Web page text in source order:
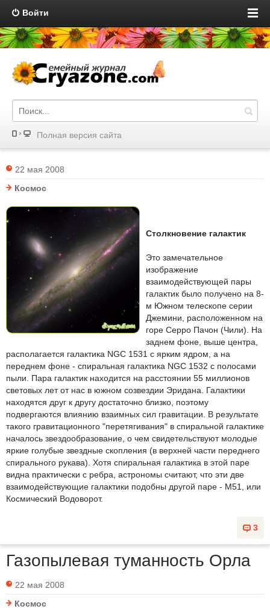
Войти
Полная версия сайта
22 мая 2008
Космос
Столкновение галактик
Это замечательное
изображение
взаимодействующей пары
галактик было получено на 8-
м Южном телескопе серии
Джемини, расположенном на
горе Серро Пачон (Чили). На
заднем фоне, выше центра,
располагается галактика NGC 1531 с ярким ядром, а на
переднем фоне - спиральная галактика NGC 1532 с полосами
пыли. Пара галактик находится на расстоянии 55 миллионов
световых лет от нас в южном созвездии Эридана. Галактики
находятся друг к другу достаточно близко, поэтому
подвергаются влиянию взаимных сил гравитации. В результате
такого гравитационного "перетягивания" в спиральной галактике
началось звездообразование, о чем свидетельствуют молодые
яркие голубые звездные скопления (в верхней части переднего
спирального рукава). Хотя спиральная галактика в этой паре
видна практически с ребра, астрономы считают, что эти две
взаимодействующие галактики подобны другой паре - M51, или
Космический Водоворот.
3
Газопылевая туманность Орла
22 мая 2008
Космос